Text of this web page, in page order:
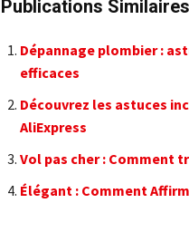
Publications Similaires
Dépannage plombier :
efficaces
Découvrez les astuces
AliExpress
Vol pas cher : Comment
Élégant : Comment